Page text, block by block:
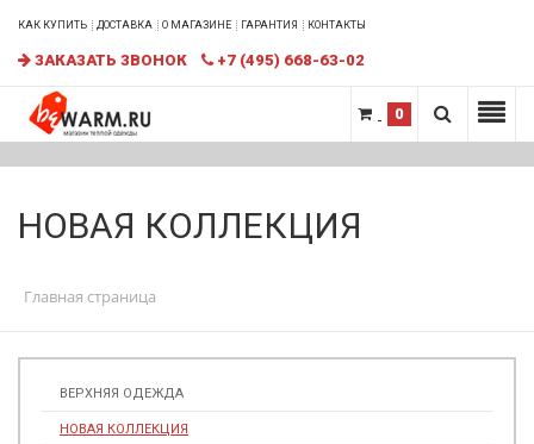
КАК КУПИТЬ ДОСТАВКА О МАГАЗИНЕ ГАРАНТИЯ КОНТАКТЫ
ЗАКАЗАТЬ ЗВОНОК +7 (495) 668-63-02
0
НОВАЯ КОЛЛЕКЦИЯ
Главная страница
ВЕРХНЯЯ ОДЕЖДА
НОВАЯ КОЛЛЕКЦИЯ